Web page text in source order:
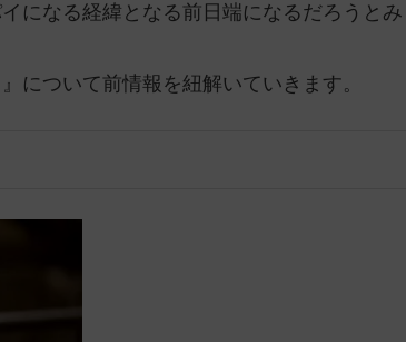
になる経緯となる前日端になるだろうとみ
について前情報を紐解いていきます。